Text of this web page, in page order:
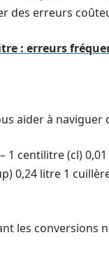
des erreurs
: erreurs
aider à naviguer
(cl) 0,01
0,24 litre 1
les conversions